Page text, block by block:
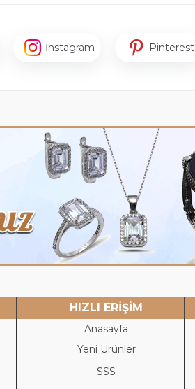
İnstagram Pinterest
HIZLI ERİŞİM
Anasayfa
Yeni Ürünler
SSS